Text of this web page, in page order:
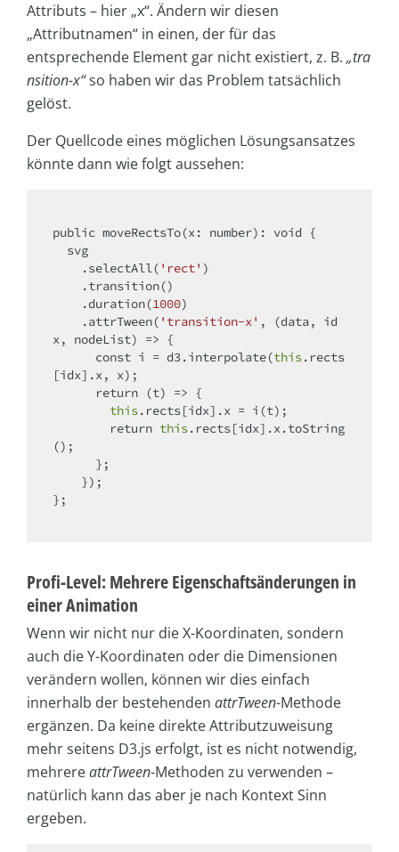
Attributs – hier „x“. Ändern wir diesen
„Attributnamen“ in einen, der für das
entsprechende Element gar nicht existiert, z. B. „tra
nsition-x“so haben wir das Problem tatsächlich
gelöst.
Der Quellcode eines möglichen Lösungsansatzes
könnte dann wie folgt aussehen:
public moveRectsTo(x: number): void {
    .selectAll(
'rect' )
    .duration(
1000)
    .attrTween(
'transition-x' , (data, id
x, nodeList) => {
const i = d3.interpolate(this.rects
[idx].x, x);
return
(t) => {
this.rects[idx].x = i(t);
return this.rects[idx].x.toString
();
};
Profi-Level: Mehrere Eigenschaftsänderungen in
einer Animation
Wenn wir nicht nur die X-Koordinaten, sondern
auch die Y-Koordinaten oder die Dimensionen
verändern wollen, können wir dies einfach
innerhalb der bestehenden attrTween-Methode
ergänzen. Da keine direkte Attributzuweisung
mehr seitens D3.js erfolgt, ist es nicht notwendig,
mehrereattrTween-Methoden zu verwenden –
natürlich kann das aber je nach Kontext Sinn
ergeben.